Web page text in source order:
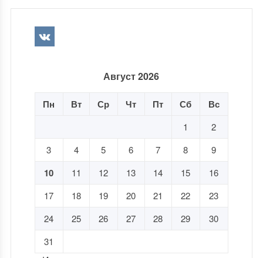
Август 2026
Пн Вт Ср Чт Пт Сб Вс
1
2
3
4 5 6 7 8 9
10 11 12 13 14 15
16
17
18 19 20 21 22
23
24
25 26 27 28 29
30
31